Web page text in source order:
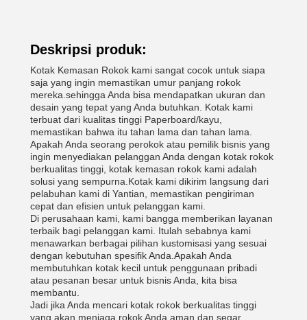
Deskripsi produk:
Kotak Kemasan Rokok kami sangat cocok untuk siapa
saja yang ingin memastikan umur panjang rokok
mereka.sehingga Anda bisa mendapatkan ukuran dan
desain yang tepat yang Anda butuhkan. Kotak kami
terbuat dari kualitas tinggi Paperboard/kayu,
memastikan bahwa itu tahan lama dan tahan lama.
Apakah Anda seorang perokok atau pemilik bisnis yang
ingin menyediakan pelanggan Anda dengan kotak rokok
berkualitas tinggi, kotak kemasan rokok kami adalah
solusi yang sempurna.Kotak kami dikirim langsung dari
pelabuhan kami di Yantian, memastikan pengiriman
cepat dan efisien untuk pelanggan kami.
Di perusahaan kami, kami bangga memberikan layanan
terbaik bagi pelanggan kami. Itulah sebabnya kami
menawarkan berbagai pilihan kustomisasi yang sesuai
dengan kebutuhan spesifik Anda.Apakah Anda
membutuhkan kotak kecil untuk penggunaan pribadi
atau pesanan besar untuk bisnis Anda, kita bisa
membantu.
Jadi jika Anda mencari kotak rokok berkualitas tinggi
yang akan menjaga rokok Anda aman dan segar,